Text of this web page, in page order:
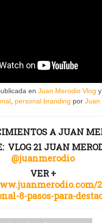
en Juan Merodio Vlog
personal branding por Juan
A JUAN
VLOG 21 JUAN
@juanmerodio
VER +
8-pasos-para-